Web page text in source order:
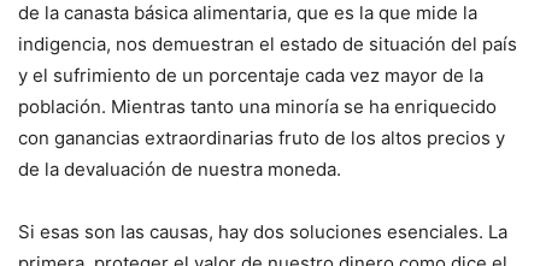
de la canasta básica alimentaria, que es la que mide la
indigencia, nos demuestran el estado de situación del país
y el sufrimiento de un porcentaje cada vez mayor de la
población. Mientras tanto una minoría se ha enriquecido
con ganancias extraordinarias fruto de los altos precios y
de la devaluación de nuestra moneda.
Si esas son las causas, hay dos soluciones esenciales. La